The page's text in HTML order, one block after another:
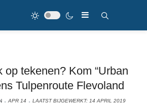
op tekenen? Kom “Urban
Tulpenroute Flevoland
APR 14 LAATST BIJGEWERKT: 14 APRIL 2019